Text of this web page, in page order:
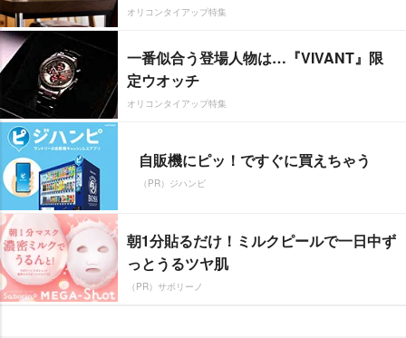
オリコンタイアップ特集
一番似合う登場人物は…『VIVANT』限
定ウオッチ
オリコンタイアップ特集
自販機にピッ！ですぐに買えちゃう
（PR）ジハンピ
朝1分貼るだけ！ミルクピールで一日中ず
っとうるツヤ肌
（PR）サボリーノ